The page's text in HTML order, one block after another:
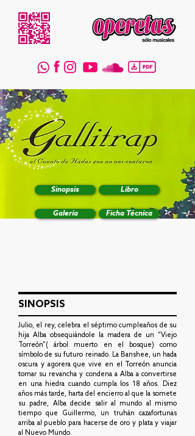
Sinopsis Libro
Galería Ficha Técnica
SINOPSIS
Julio, el rey, celebra el séptimo cumpleaños de su
hija Alba obsequiándole la madera de un “Viejo
Torreón”( árbol muerto en el bosque) como
símbolo de su futuro reinado. La Banshee, un hada
oscura y agorera que vive en el Torreón anuncia
tomar su revancha y condena a Alba a convertirse
en una hiedra cuando cumpla los 18 años. Diez
años más tarde, harta del encierro al que la somete
su padre, Alba decide salir al mundo al mismo
tiempo que Guillermo, un truhán cazafortunas
arriba al pueblo para hacerse de oro y plata y viajar
al Nuevo Mundo.